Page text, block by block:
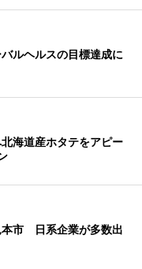
ルヘルスの目標達成に
海道産ホタテをアピー
本市 日系企業が多数出